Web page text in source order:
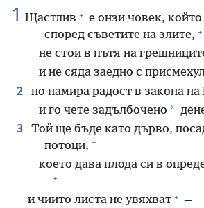
1 Щастлив + е онзи човек,
според съветите на злите, +
не стои в пътя на
и не сяда заедно с
2 но намира радост в закона на
и го чете задълбочено *
3
Той ще бъде като дърво,
потоци, +
което дава плода си в
+
и чиито листа не увяхват + —